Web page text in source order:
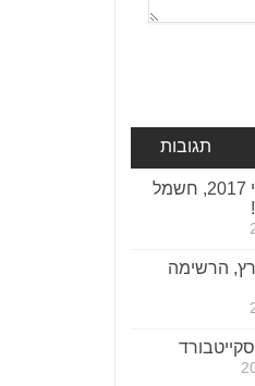
תגובות
סקייטבורד חשמלי 2017, חשמל
הרשימה